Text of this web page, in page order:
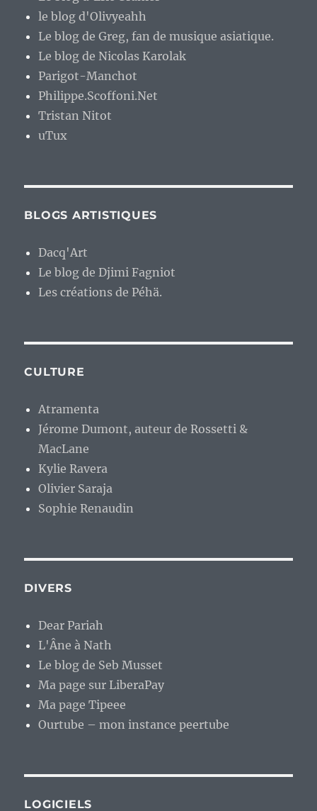
le blog d'Olivyeahh
Le blog de Greg, fan de musique asiatique.
Le blog de Nicolas Karolak
Parigot-Manchot
Philippe.Scoffoni.Net
Tristan Nitot
uTux
BLOGS ARTISTIQUES
Dacq'Art
Le blog de Djimi Fagniot
Les créations de Péhä.
CULTURE
Atramenta
Jérome Dumont, auteur de Rossetti &
MacLane
Kylie Ravera
Olivier Saraja
Sophie Renaudin
DIVERS
Dear Pariah
L'Âne à Nath
Le blog de Seb Musset
Ma page sur LiberaPay
Ma page Tipeee
Ourtube – mon instance peertube
LOGICIELS